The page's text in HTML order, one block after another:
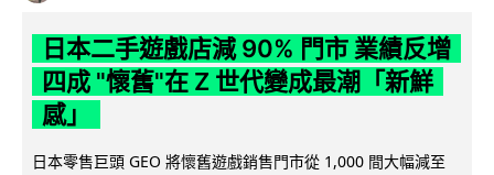
日本二手遊戲店減 90% 門市 業績反增
四成 "懷舊"在 Z 世代變成最潮「新鮮
感」
日本零售巨頭 GEO 將懷舊遊戲銷售門市從 1,000 間大幅減至